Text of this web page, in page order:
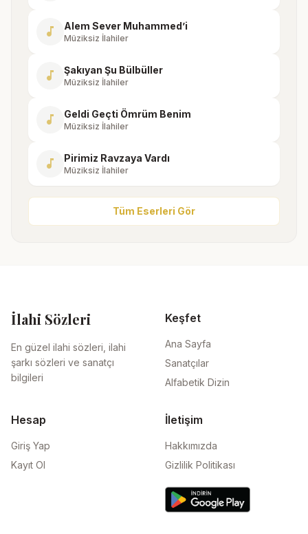
music_note Alem Sever Muhammed’i
Müziksiz İlahiler
music_note Şakıyan Şu Bülbüller
Müziksiz İlahiler
music_note Geldi Geçti Ömrüm Benim
Müziksiz İlahiler
music_note Pirimiz Ravzaya Vardı
Müziksiz İlahiler
Tüm Eserleri Gör
İlahi Sözleri
En güzel ilahi sözleri, ilahi
şarkı sözleri ve sanatçı
bilgileri
Keşfet
Ana Sayfa
Sanatçılar
Alfabetik Dizin
Hesap
Giriş Yap
Kayıt Ol
İletişim
Hakkımızda
Gizlilik Politikası